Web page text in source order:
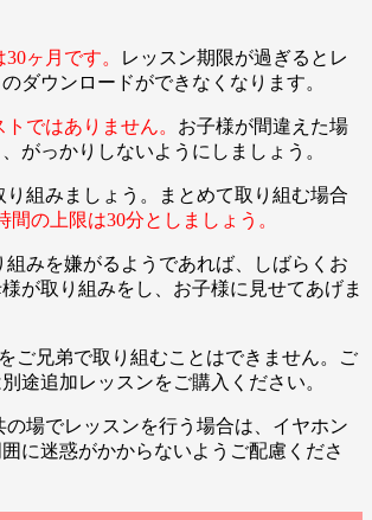
ヶ月です。
レッスン期限が過ぎるとレ
ダウンロードができなくなります。
ではありません。 お子様が間違えた場
がっかりしないようにしましょう。
り組みましょう。まとめて取り組む場合
間の上限は30分としましょう。
組みを嫌がるようであれば、しばらくお
が取り組みをし、お子様に見せてあげま
ご兄弟で取り組むことはできません。ご
途追加レッスンをご購入ください。
の場でレッスンを行う場合は、イヤホン
に迷惑がかからないようご配慮くださ